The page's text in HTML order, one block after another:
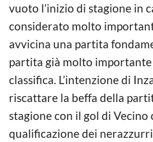
vuoto l’inizio di stagione in
considerato molto
avvicina una partita
partita già molto
classifica. L’intenzione di
riscattare la beffa della
stagione con il gol di Vecino
qualificazione dei